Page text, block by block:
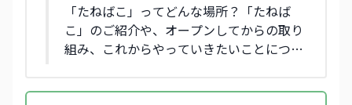
「たねばこ」ってどんな場所？「たねば
こ」のご紹介や、オープンしてからの取り
組み、これからやっていきたいことについ